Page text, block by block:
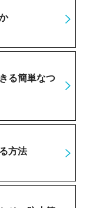
る簡単なつ
方法